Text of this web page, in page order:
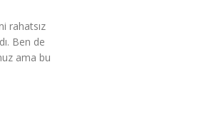
rahatsız
Ben de
ama bu